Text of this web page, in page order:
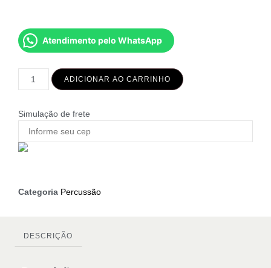
Atendimento pelo WhatsApp
ADICIONAR AO CARRINHO
Simulação de frete
Categoria Percussão
DESCRIÇÃO